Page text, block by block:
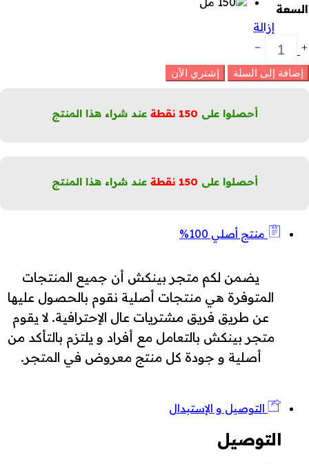
السعة
إزالة
تنقية
-
تجربة
إضافة إلى السلة إشتري الآن
أحصلوا على 150 نقطة عند شراء هذا المنتج
أحصلوا على 150 نقطة عند شراء هذا المنتج
منتج أصلي 100%
يضمن لكم متجر بينكش أن جميع المنتجات
المتوفرة هي منتجات أصلية نقوم بالحصول عليها
عن طريق فريق مشتريات عال الإحترافية. لا يقوم
متجر بينكش بالتعامل مع أفراد و يلتزم بالتأكد من
أصلية و جودة كل منتج معروض في المتجر.
التوصيل و الإستبدال
التوصيل